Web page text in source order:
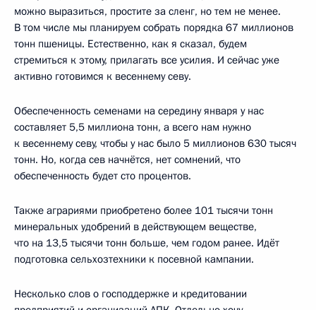
можно выразиться, простите за сленг, но тем не менее.
В том числе мы планируем собрать порядка 67 миллионов
тонн пшеницы. Естественно, как я сказал, будем
стремиться к этому, прилагать все усилия. И сейчас уже
активно готовимся к весеннему севу.
Обеспеченность семенами на середину января у нас
составляет 5,5 миллиона тонн, а всего нам нужно
к весеннему севу, чтобы у нас было 5 миллионов 630 тысяч
тонн. Но, когда сев начнётся, нет сомнений, что
обеспеченность будет сто процентов.
Также аграриями приобретено более 101 тысячи тонн
минеральных удобрений в действующем веществе,
что на 13,5 тысячи тонн больше, чем годом ранее. Идёт
подготовка сельхозтехники к посевной кампании.
Несколько слов о господдержке и кредитовании